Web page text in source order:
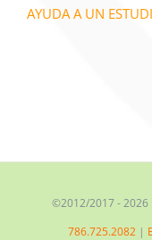
AYUDA A UN
©2012/2017 -2026
786.725.2082 |